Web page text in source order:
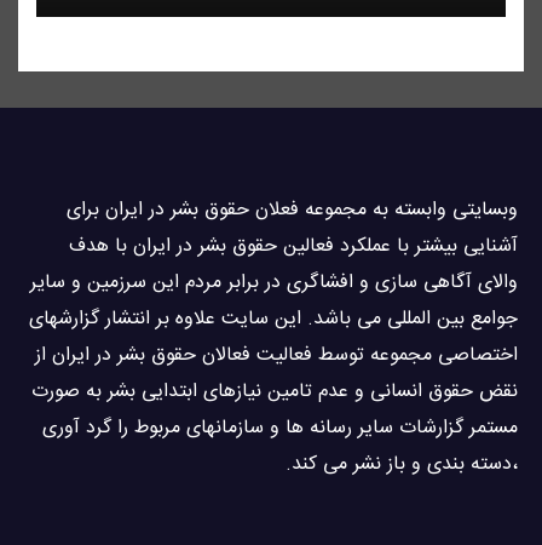
وبسايتى وابسته به مجموعه فعلان حقوق بشر در ایران برای
آشنایی بيشتر با عملکرد فعالین حقوق بشر در ایران با هدف
والاى آگاهى سازی و افشاگرى در برابر مردم این سرزمین و ساير
جوامع بین المللى می باشد. این سایت علاوه بر انتشار گزارشهای
اختصاصی مجموعه توسط فعاليت فعالان حقوق بشر در ایران از
نقض حقوق انسانی و عدم تامین نیازهای ابتدایی بشر به صورت
مستمر گزارشات سایر رسانه ها و سازمانهای مربوط را گرد آوری
،دسته بندی و باز نشر می كند.